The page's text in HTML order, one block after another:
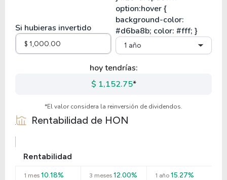
Si hubieras invertido
1 año
hoy tendrías:
$ 1,152.75*
*El valor considera la reinversión de dividendos.
Rentabilidad de HON
Rentabilidad
1 mes 10.18% 3 meses 12.00% 1 año15.27%